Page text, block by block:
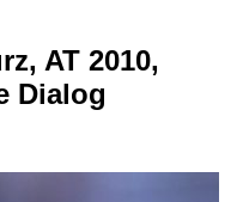
AT 2010,
Dialog